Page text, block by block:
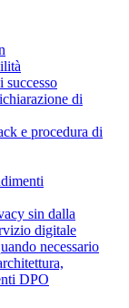
successo
di
e procedura di
sin dalla
digitale
necessario
DPO